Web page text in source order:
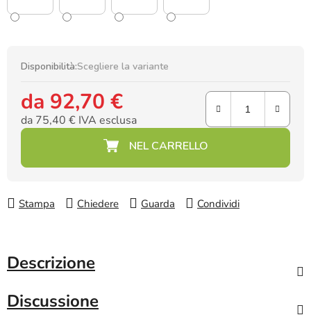
Disponibilità:Scegliere la variante
da 92,70 €
da 75,40 € IVA esclusa
Prezzo della misura:
Stampa Chiedere Guarda Condividi
Descrizione
Discussione